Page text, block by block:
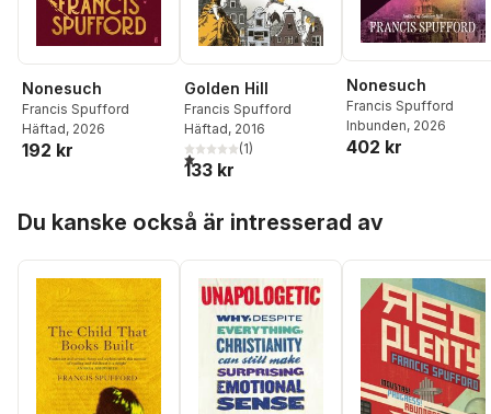
Nonesuch
Francis Spufford
Häftad, 2026
192 kr
Golden Hill
Francis Spufford
Häftad, 2016
1,0utav 5 stjärnor. Totalt antal röster:
(1)
133 kr
Nonesuch
Francis Spufford
Inbunden, 2026
402 kr
Du kanske också är intresserad av